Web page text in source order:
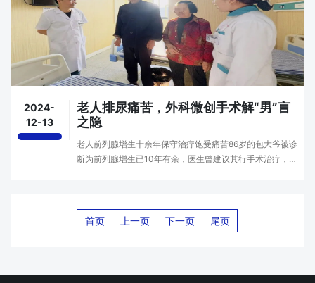
2024-
12-13
老人排尿痛苦，外科微创手术解“男”言
之隐
老人前列腺增生十余年保守治疗饱受痛苦86岁的包大爷被诊
断为前列腺增生已10年有余，医生曾建议其行手术治疗，但
首页 上一页 下一页 尾页